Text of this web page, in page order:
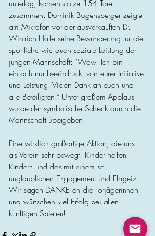
unterlag, kamen stolze 154 Tore
zusammen. Dominik Bogensperger zeigte
am Mikrofon vor der ausverkauften Dr.
Wintrich Halle seine Bewunderung für die
sportliche wie auch soziale Leistung der
jungen Mannschaft: “Wow. Ich bin
einfach nur beeindruckt von eurer Initiative
und Leistung. Vielen Dank an euch und
alle Beteiligten.” Unter großem Applaus
wurde der symbolische Scheck durch die
Mannschaft übergeben.
Eine wirklich großartige Aktion, die uns
als Verein sehr bewegt. Kinder helfen
Kindern und das mit einem so
unglaublichen Engagement und Ehrgeiz.
Wir sagen DANKE an die Torjägerinnen
und wünschen viel Erfolg bei allen
künftigen Spielen!